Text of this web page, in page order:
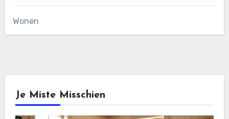
Wonen
Je Miste Misschien